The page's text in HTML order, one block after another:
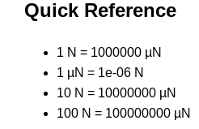
Quick Reference
1 N = 1000000 µN
1 µN = 1e-06 N
10 N = 10000000 µN
100 N = 100000000 µN